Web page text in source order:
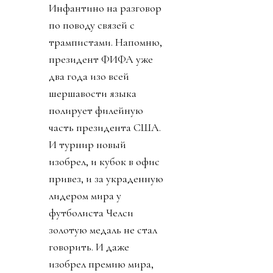
Инфантино на разговор
по поводу связей с
трампистами. Напомню,
президент ФИФА уже
два года изо всей
шершавости языка
полирует филейную
часть президента США.
И турнир новый
изобрел, и кубок в офис
привез, и за украденную
лидером мира у
футболиста Челси
золотую медаль не стал
говорить. И даже
изобрел премию мира,